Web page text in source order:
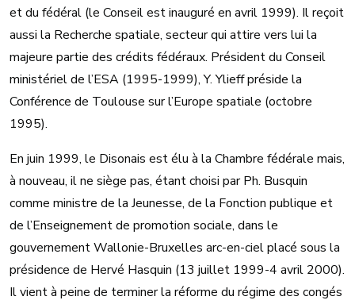
et du fédéral (le Conseil est inauguré en avril 1999). Il reçoit
aussi la Recherche spatiale, secteur qui attire vers lui la
majeure partie des crédits fédéraux. Président du Conseil
ministériel de l’ESA (1995-1999), Y. Ylieff préside la
Conférence de Toulouse sur l’Europe spatiale (octobre
1995).
En juin 1999, le Disonais est élu à la Chambre fédérale mais,
à nouveau, il ne siège pas, étant choisi par Ph. Busquin
comme ministre de la Jeunesse, de la Fonction publique et
de l’Enseignement de promotion sociale, dans le
gouvernement Wallonie-Bruxelles arc-en-ciel placé sous la
présidence de Hervé Hasquin (13 juillet 1999-4 avril 2000).
Il vient à peine de terminer la réforme du régime des congés